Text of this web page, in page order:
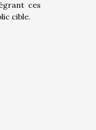
ces
cible.